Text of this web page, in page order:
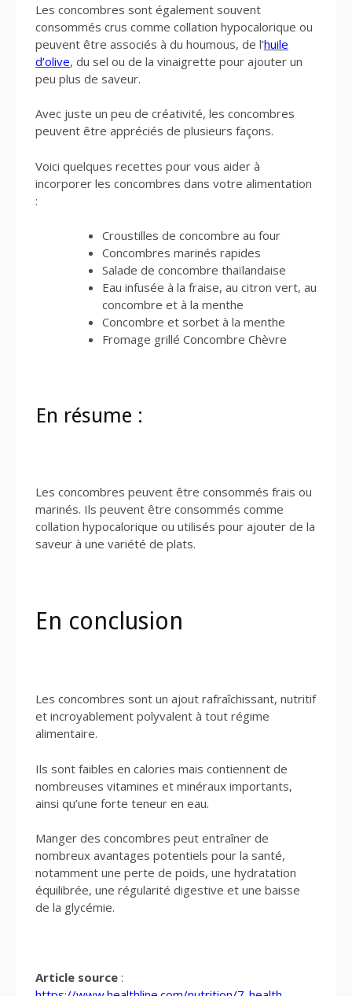
Les concombres sont également souvent
consommés crus comme collation hypocalorique ou
peuvent être associés à du houmous, de l’huile
d’olive, du sel ou de la vinaigrette pour ajouter un
peu plus de saveur.
Avec juste un peu de créativité, les concombres
peuvent être appréciés de plusieurs façons.
Voici quelques recettes pour vous aider à
incorporer les concombres dans votre alimentation
:
Croustilles de concombre au four
Concombres marinés rapides
Salade de concombre thaïlandaise
Eau infusée à la fraise, au citron vert, au
concombre et à la menthe
Concombre et sorbet à la menthe
Fromage grillé Concombre Chèvre
En résume :
Les concombres peuvent être consommés frais ou
marinés. Ils peuvent être consommés comme
collation hypocalorique ou utilisés pour ajouter de la
saveur à une variété de plats.
En conclusion
Les concombres sont un ajout rafraîchissant, nutritif
et incroyablement polyvalent à tout régime
alimentaire.
Ils sont faibles en calories mais contiennent de
nombreuses vitamines et minéraux importants,
ainsi qu’une forte teneur en eau.
Manger des concombres peut entraîner de
nombreux avantages potentiels pour la santé,
notamment une perte de poids, une hydratation
équilibrée, une régularité digestive et une baisse
de la glycémie.
Article source :